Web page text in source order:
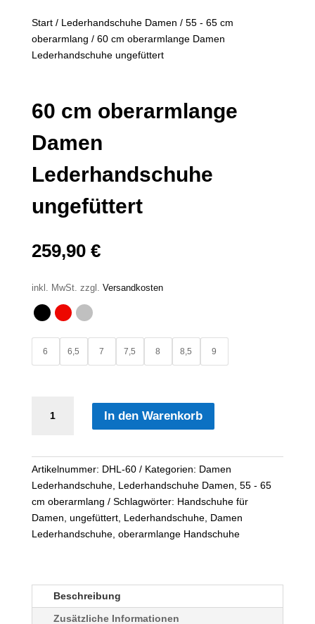
Start/ Lederhandschuhe Damen / 55 - 65 cm
oberarmlang / 60 cm oberarmlange Damen
Lederhandschuhe ungefüttert
60 cm oberarmlange
Damen
Lederhandschuhe
ungefüttert
259,90 €
inkl. MwSt. zzgl. Versandkosten
6 6,5 7 7,5 8 8,5 9
Lederhandschuhe
ungefüttert
Menge
In den Warenkorb
Artikelnummer: DHL-60 Kategorien: Damen
Lederhandschuhe, Lederhandschuhe Damen, 55 - 65
cm oberarmlang
Schlagwörter: Handschuhe für
Damen, ungefüttert, Lederhandschuhe, Damen
Lederhandschuhe, oberarmlange Handschuhe
Beschreibung
Zusätzliche Informationen